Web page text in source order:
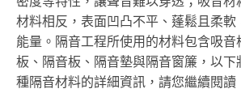
材料相反，表面凹凸不平、蓬鬆且柔軟
能量。隔音工程所使用的材料包含吸音
板、隔音板、隔音墊與隔音窗簾，以下
種隔音材料的詳細資訊，請您繼續閱讀